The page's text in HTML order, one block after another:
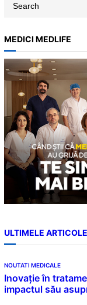
r
c
h
MEDICI MEDLIFE
ULTIMELE ARTICOLE
NOUTATI MEDICALE
Inovație în
impactul său